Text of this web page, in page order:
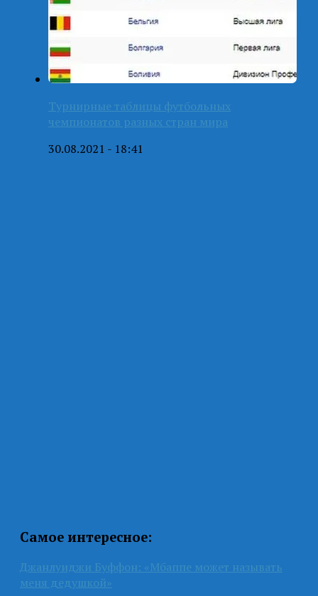
Турнирные таблицы футбольных
чемпионатов разных стран мира
30.08.2021 - 18:41
Самое интересное:
Джанлуиджи Буффон: «Мбаппе может называть
меня дедушкой»